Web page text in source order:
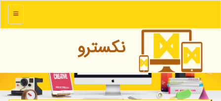
منو
نكسترو